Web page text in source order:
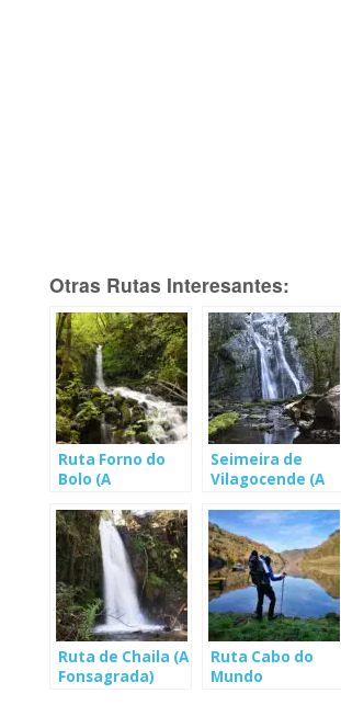
Otras Rutas Interesantes:
Ruta Forno do
Bolo (A
Seimeira de
Vilagocende (A
Ruta de Chaila (A
Fonsagrada)
Ruta Cabo do
Mundo